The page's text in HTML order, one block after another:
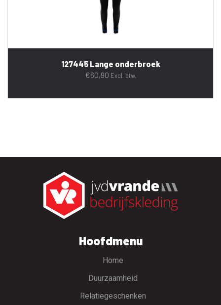
127445 Lange onderbroek
€60,90 Excl. btw.
Hoofdmenu
Home
Duurzaamheid
Relatiegeschenken